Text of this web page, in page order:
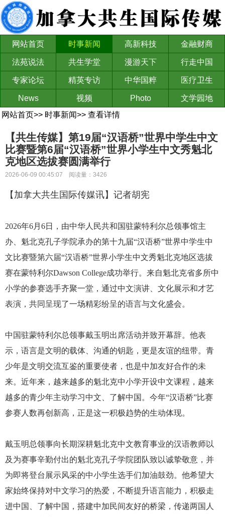
网站首页 时事新闻 高新科技 金融财商
法苑说法 共生学堂 漫游天下 行走中国
专家论坛 精英专访 中华国粹 医疗卫生
News 视频 Photo
文学园地
网站首页>> 时事新闻>> 查看详情
【共生传媒】第19届“汉语桥”世界中学生中文
比赛暨第6届“汉语桥”世界小学生中文秀魁北
克地区选拔赛圆满举行
2026-06-09 00:45:07 阅读量：3426
【加拿大共生国际传媒讯】记者胡宪
2026年6月6日，由中华人民共和国驻蒙特利尔总领事馆主
办、魁北克孔子学院承办的第十九届“汉语桥”世界中学生中
文比赛暨第六届“汉语桥”世界小学生中文秀魁北克地区选拔
赛在蒙特利尔Dawson College成功举行。来自魁北克省多所中
小学的参赛选手齐聚一堂，通过中文演讲、文化展示和才艺
表演，共同呈现了一场精彩纷呈的语言与文化盛会。
中国驻蒙特利尔总领事戴玉明出席活动并致开幕辞。他表
示，语言是文明的载体、沟通的钥匙，更是友谊的纽带。青
少年是文明交流互鉴的重要使者，也是中加友好合作的未
来。近年来，越来越多的魁北克中小学开设中文课程，越来
越多的青少年主动学习中文、了解中国。今年“汉语桥”比赛
参赛人数再创新高，正是这一积极趋势的生动体现。
戴玉明总领事向长期深耕魁北克中文教育事业的汉语教师以
及为赛事辛勤付出的魁北克孔子学院团队致以诚挚敬意，并
为即将登台展示风采的中小学生选手们加油鼓劲。他希望大
家始终保持对中文学习的热爱，不断提升语言能力，积极走
进中国、了解中国，搭建中加民间友好的桥梁，传递两国人